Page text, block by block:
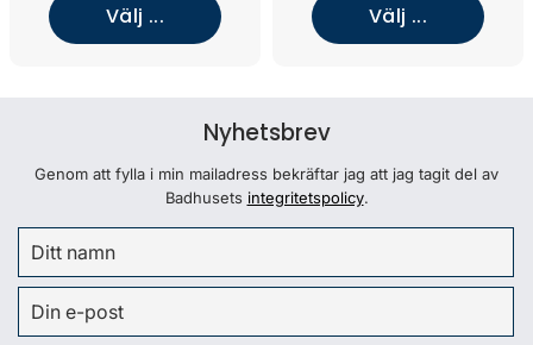
Välj ... Välj ...
Nyhetsbrev
Genom att fylla i min mailadress bekräftar jag att jag tagit del av
Badhusets integritetspolicy.